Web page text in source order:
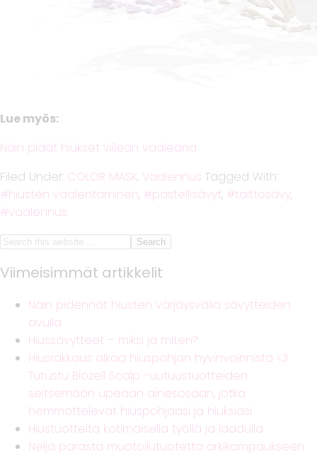
Lue myös:
Näin pidät hiukset viileän vaaleana
Filed Under: COLOR MASK , Vaalennus Tagged With:
hiusten vaalentaminen, pastellisävyt, taittosävy,
vaalennus
Viimeisimmät artikkelit
Näin pidennät hiusten värjäysväliä sävytteiden
avulla
Hiussävytteet – miksi ja miten?
Hiusrakkaus alkaa hiuspohjan hyvinvoinnista <3
Tutustu Biozell Scalp -uutuustuotteiden
seitsemään upeaan ainesosaan, jotka
hemmottelevat hiuspohjaasi ja hiuksiasi
Hiustuotteita kotimaisella työllä ja laadulla
Neljä parasta muotoilutuotetta arkikampaukseen